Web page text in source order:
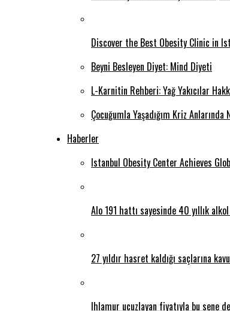
Discover the Best Obesity Clinic in
Beyni Besleyen Diyet: Mind Diyeti
L-Karnitin Rehberi: Yağ Yakıcılar
Çocuğumla Yaşadığım Kriz
Haberler
Istanbul Obesity Center Achieves
Alo 191 hattı sayesinde 40 yıllık
27 yıldır hasret kaldığı saçlarına
Ihlamur ucuzlayan fiyatıyla bu sene